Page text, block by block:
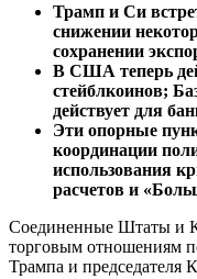
Трамп и Си
снижении
сохранении
В США теперь
стейблкоинов;
действует для
Эти опорные
координации
использования
расчетов и
Соединенные Штаты и
торговым отношениям
Трампа и